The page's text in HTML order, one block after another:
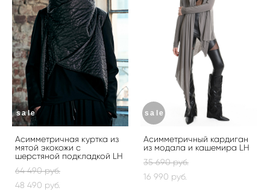
sale
Асимметричная куртка из
мятой экокожи с
шерстяной подкладкой LH
64 490 pуб.
48 490 pуб.
sale
Асимметричный кардиган
из модала и кашемира LH
35 690 pуб.
16 990 pуб.